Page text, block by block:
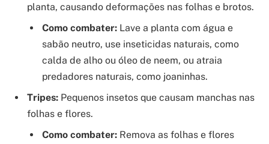
planta, causando deformações nas folhas e brotos.
Como combater: Lave a planta com água e
sabão neutro, use inseticidas naturais, como
calda de alho ou óleo de neem, ou atraia
predadores naturais, como joaninhas.
Tripes: Pequenos insetos que causam manchas nas
folhas e flores.
Como combater: Remova as folhas e flores